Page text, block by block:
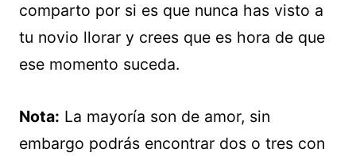
comparto por si es que nunca has visto a
tu novio llorar y crees que es hora de que
ese momento suceda.
Nota: La mayoría son de amor, sin
embargo podrás encontrar dos o tres con